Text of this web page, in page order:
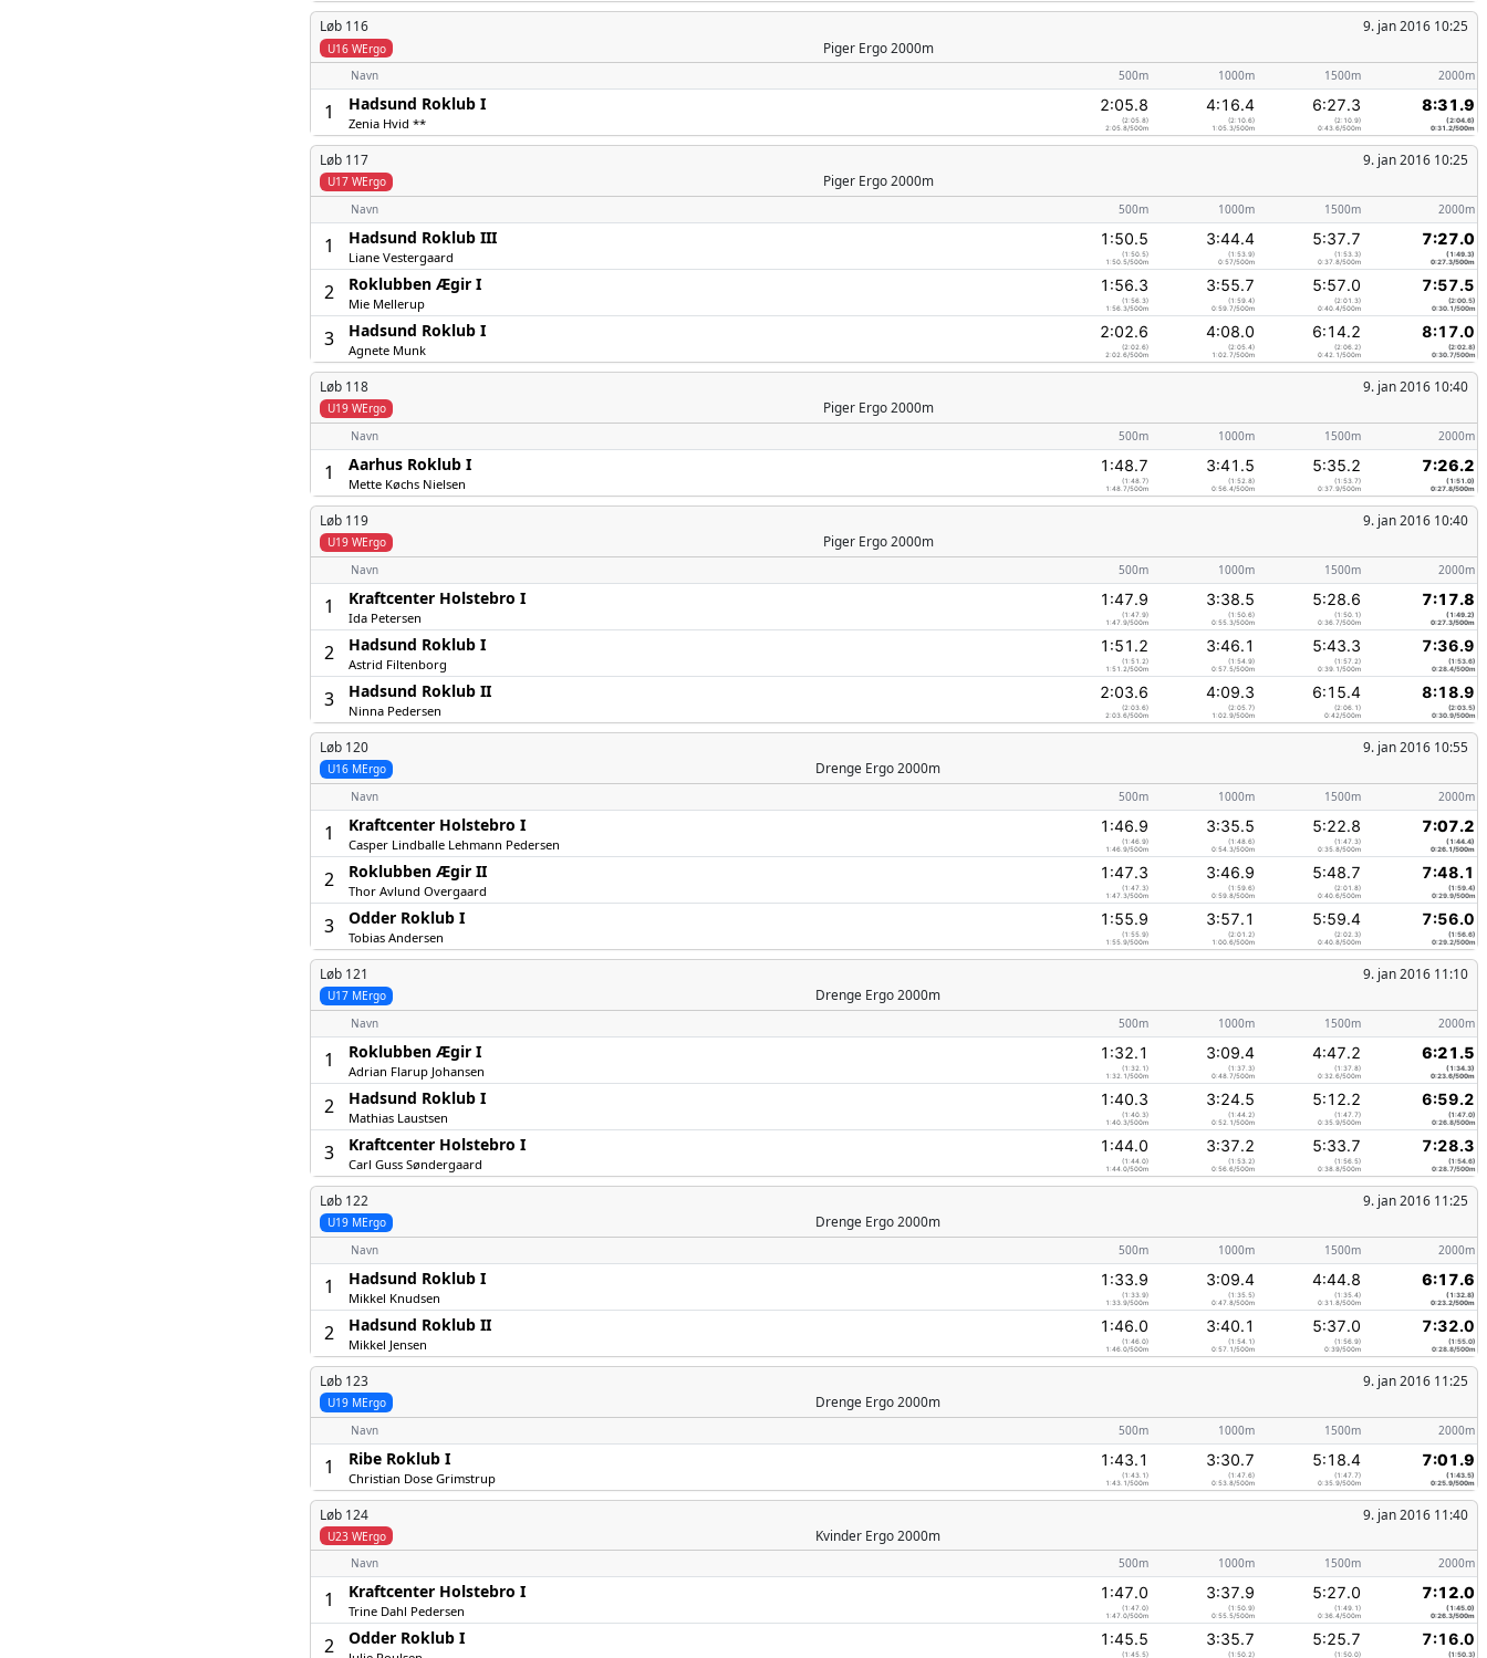
Løb 116 9. jan 2016 10:25
U16 WErgo Piger Ergo 2000m
Navn 500m 1000m 1500m 2000m
1 Hadsund Roklub I
Zenia Hvid **
2:05.8
(2:05.8)
2:05.8/500m
4:16.4
(2:10.6)
1:05.3/500m
6:27.3
(2:10.9)
0:43.6/500m
8:31.9
(2:04.6)
0:31.2/500m
Løb 117 9. jan 2016 10:25
U17 WErgo Piger Ergo 2000m
Navn 500m 1000m 1500m 2000m
1 Hadsund Roklub III
Liane Vestergaard
1:50.5
(1:50.5)
1:50.5/500m
3:44.4
(1:53.9)
0:57/500m
5:37.7
(1:53.3)
0:37.8/500m
7:27.0
(1:49.3)
0:27.3/500m
2 Roklubben Ægir I
Mie Mellerup
1:56.3
(1:56.3)
1:56.3/500m
3:55.7
(1:59.4)
0:59.7/500m
5:57.0
(2:01.3)
0:40.4/500m
7:57.5
(2:00.5)
0:30.1/500m
3 Hadsund Roklub I
Agnete Munk
2:02.6
(2:02.6)
2:02.6/500m
4:08.0
(2:05.4)
1:02.7/500m
6:14.2
(2:06.2)
0:42.1/500m
8:17.0
(2:02.8)
0:30.7/500m
Løb 118 9. jan 2016 10:40
U19 WErgo Piger Ergo 2000m
Navn 500m 1000m 1500m 2000m
1 Aarhus Roklub I
Mette Køchs Nielsen
1:48.7
(1:48.7)
1:48.7/500m
3:41.5
(1:52.8)
0:56.4/500m
5:35.2
(1:53.7)
0:37.9/500m
7:26.2
(1:51.0)
0:27.8/500m
Løb 119 9. jan 2016 10:40
U19 WErgo Piger Ergo 2000m
Navn 500m 1000m 1500m 2000m
1 Kraftcenter Holstebro I
Ida Petersen
1:47.9
(1:47.9)
1:47.9/500m
3:38.5
(1:50.6)
0:55.3/500m
5:28.6
(1:50.1)
0:36.7/500m
7:17.8
(1:49.2)
0:27.3/500m
2 Hadsund Roklub I
Astrid Filtenborg
1:51.2
(1:51.2)
1:51.2/500m
3:46.1
(1:54.9)
0:57.5/500m
5:43.3
(1:57.2)
0:39.1/500m
7:36.9
(1:53.6)
0:28.4/500m
3 Hadsund Roklub II
Ninna Pedersen
2:03.6
(2:03.6)
2:03.6/500m
4:09.3
(2:05.7)
1:02.9/500m
6:15.4
(2:06.1)
0:42/500m
8:18.9
(2:03.5)
0:30.9/500m
Løb 120 9. jan 2016 10:55
U16 MErgo Drenge Ergo 2000m
Navn 500m 1000m 1500m 2000m
1 Kraftcenter Holstebro I
Casper Lindballe Lehmann Pedersen
1:46.9
(1:46.9)
1:46.9/500m
3:35.5
(1:48.6)
0:54.3/500m
5:22.8
(1:47.3)
0:35.8/500m
7:07.2
(1:44.4)
0:26.1/500m
2 Roklubben Ægir II
Thor Avlund Overgaard
1:47.3
(1:47.3)
1:47.3/500m
3:46.9
(1:59.6)
0:59.8/500m
5:48.7
(2:01.8)
0:40.6/500m
7:48.1
(1:59.4)
0:29.9/500m
3 Odder Roklub I
Tobias Andersen
1:55.9
(1:55.9)
1:55.9/500m
3:57.1
(2:01.2)
1:00.6/500m
5:59.4
(2:02.3)
0:40.8/500m
7:56.0
(1:56.6)
0:29.2/500m
Løb 121 9. jan 2016 11:10
U17 MErgo Drenge Ergo 2000m
Navn 500m 1000m 1500m 2000m
1 Roklubben Ægir I
Adrian Flarup Johansen
1:32.1
(1:32.1)
1:32.1/500m
3:09.4
(1:37.3)
0:48.7/500m
4:47.2
(1:37.8)
0:32.6/500m
6:21.5
(1:34.3)
0:23.6/500m
2 Hadsund Roklub I
Mathias Laustsen
1:40.3
(1:40.3)
1:40.3/500m
3:24.5
(1:44.2)
0:52.1/500m
5:12.2
(1:47.7)
0:35.9/500m
6:59.2
(1:47.0)
0:26.8/500m
3 Kraftcenter Holstebro I
Carl Guss Søndergaard
1:44.0
(1:44.0)
1:44.0/500m
3:37.2
(1:53.2)
0:56.6/500m
5:33.7
(1:56.5)
0:38.8/500m
7:28.3
(1:54.6)
0:28.7/500m
Løb 122 9. jan 2016 11:25
U19 MErgo Drenge Ergo 2000m
Navn 500m 1000m 1500m 2000m
1 Hadsund Roklub I
Mikkel Knudsen
1:33.9
(1:33.9)
1:33.9/500m
3:09.4
(1:35.5)
0:47.8/500m
4:44.8
(1:35.4)
0:31.8/500m
6:17.6
(1:32.8)
0:23.2/500m
2 Hadsund Roklub II
Mikkel Jensen
1:46.0
(1:46.0)
1:46.0/500m
3:40.1
(1:54.1)
0:57.1/500m
5:37.0
(1:56.9)
0:39/500m
7:32.0
(1:55.0)
0:28.8/500m
Løb 123 9. jan 2016 11:25
U19 MErgo Drenge Ergo 2000m
Navn 500m 1000m 1500m 2000m
1 Ribe Roklub I
Christian Dose Grimstrup
1:43.1
(1:43.1)
1:43.1/500m
3:30.7
(1:47.6)
0:53.8/500m
5:18.4
(1:47.7)
0:35.9/500m
7:01.9
(1:43.5)
0:25.9/500m
Løb 124 9. jan 2016 11:40
U23 WErgo Kvinder Ergo 2000m
Navn 500m 1000m 1500m 2000m
1 Kraftcenter Holstebro I
Trine Dahl Pedersen
1:47.0
(1:47.0)
1:47.0/500m
3:37.9
(1:50.9)
0:55.5/500m
5:27.0
(1:49.1)
0:36.4/500m
7:12.0
(1:45.0)
0:26.3/500m
2 Odder Roklub I 1:45.5
(1:45.5)
3:35.7
(1:50.2)
5:25.7
(1:50.0)
7:16.0
(1:50.3)